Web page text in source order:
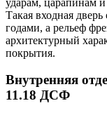
Такая входная
годами, а рельеф
архитектурный
покрытия.
Внутренняя
11.18 ДСФ